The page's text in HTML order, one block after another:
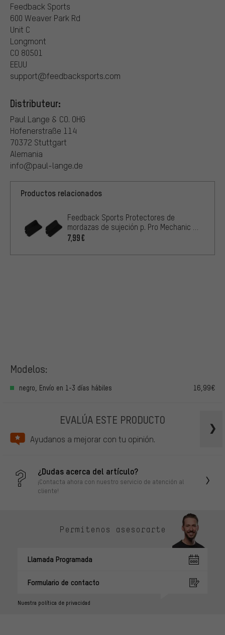
Feedback Sports
600 Weaver Park Rd
Unit C
Longmont
CO 80501
EEUU
support@feedbacksports.com
Distributeur:
Paul Lange & CO. OHG
Hofenerstraße 114
70372 Stuttgart
Alemania
info@paul-lange.de
Productos relacionados
Feedback Sports Protectores de
mordazas de sujeción p. Pro Mechanic /
Pro Mechanic HD
7,99€
Modelos:
negro, Envío en 1-3 días hábiles 16,99€
EVALÚA ESTE PRODUCTO
Ayudanos a mejorar con tu opinión.
¿Dudas acerca del artículo?
¡Contacta ahora con nuestro servicio de atención al
cliente!
Permítenos asesorarte
Llamada Programada
Formulario de contacto
Nuestra política de privacidad